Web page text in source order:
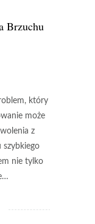
Brzuchu
który
może
z
szybkiego
nie tylko